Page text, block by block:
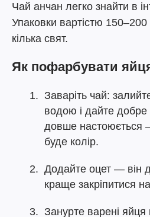
Чай анчан легко знайти в
Упаковки вартістю 150–200
кілька свят.
Як пофарбувати
Заваріть чай:
водою і дайте
довше настоюється
буде колір.
Додайте оцет — він
краще закріпитися
Занурте варені